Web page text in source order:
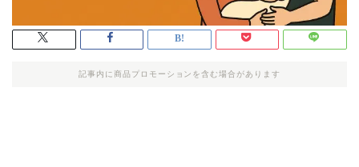
記事内に商品プロモーションを含む場合があります